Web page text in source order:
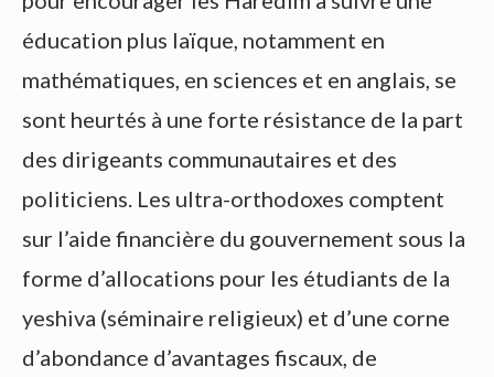
éducation plus laïque, notamment en
mathématiques, en sciences et en anglais, se
sont heurtés à une forte résistance de la part
des dirigeants communautaires et des
politiciens. Les ultra-orthodoxes comptent
sur l’aide financière du gouvernement sous la
forme d’allocations pour les étudiants de la
yeshiva (séminaire religieux) et d’une corne
d’abondance d’avantages fiscaux, de